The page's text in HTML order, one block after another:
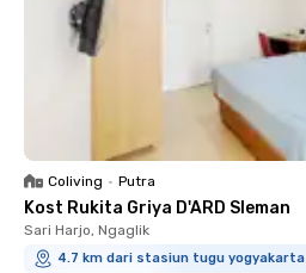
Coliving • Putra
Kost Rukita Griya D'ARD Sleman
Sari Harjo, Ngaglik
4.7 km dari stasiun tugu yogyakarta